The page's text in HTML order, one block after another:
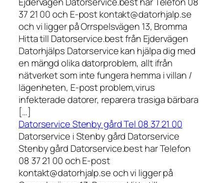
37 21 00 och E-post kontakt@datorhjalp.se
och vi ligger på Orrspelsvägen 13, Bromma
Hitta till Datorservice.best från Ejdervägen
Datorhjälps Datorservice kan hjälpa dig med
en mängd olika datorproblem, allt ifrån
nätverket som inte fungera hemma i villan /
lägenheten, E-post problem,virus
infekterade datorer, reparera trasiga bärbara
[…]
Datorservice Stenby gård Tel 08 37 21 00
Datorservice i Stenby gård Datorservice
Stenby gård Datorservice.best har Telefon
08 37 21 00 och E-post
kontakt@datorhjalp.se och vi ligger på